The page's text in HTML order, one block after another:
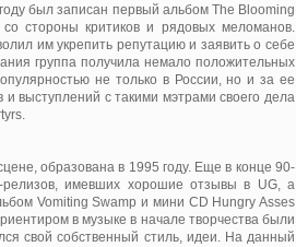
был записан первый альбом The Blooming
стороны критиков и рядовых меломанов.
им укрепить репутацию и заявить о себе
группа получила немало положительных
не только в России, но и за ее
выступлений с такими мэтрами своего дела
образована в 1995 году. Еще в конце 90-
релизов, имевших хорошие отзывы в UG, а
Vomiting Swamp и мини CD Hungry Asses
в музыке в начале творчества были
свой собственный стиль, идеи. На данный